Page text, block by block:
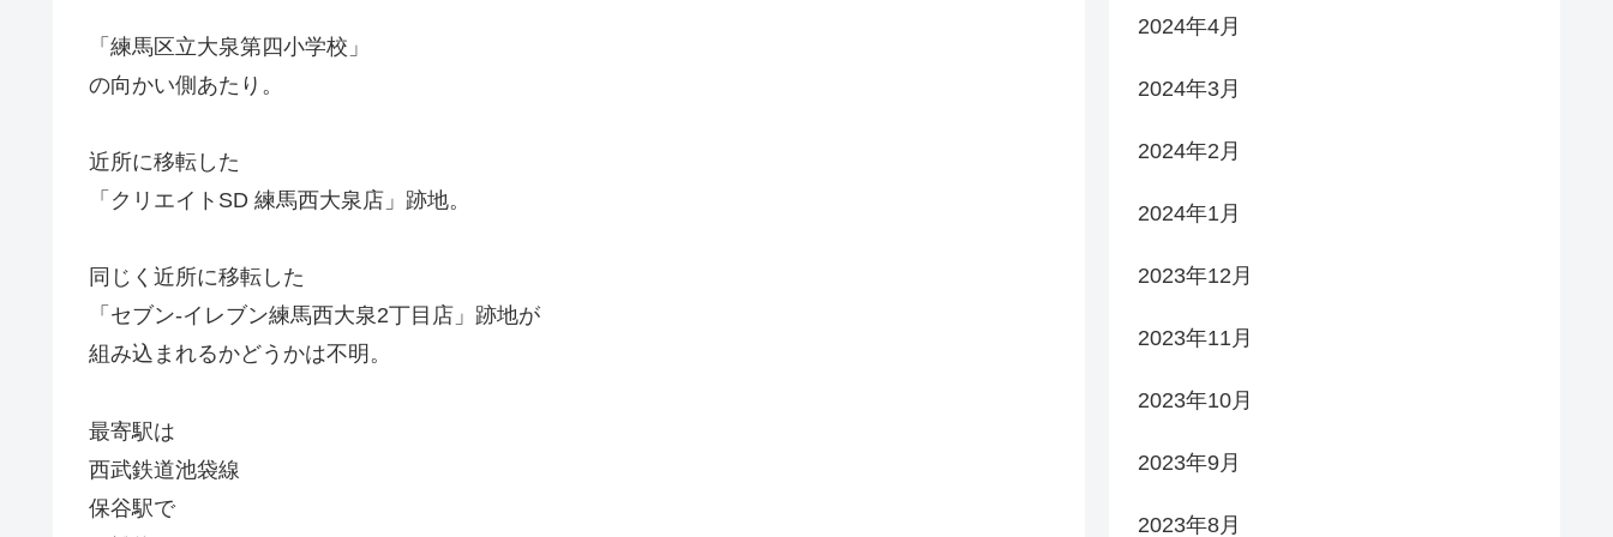
「練馬区立大泉第四小学校」
の向かい側あたり。
近所に移転した
「クリエイトSD 練馬西大泉店」跡地。
同じく近所に移転した
「セブン-イレブン練馬西大泉2丁目店」跡地が
組み込まれるかどうかは不明。
最寄駅は
西武鉄道池袋線
保谷駅で
2024年4月
2024年3月
2024年2月
2024年1月
2023年12月
2023年11月
2023年10月
2023年9月
2023年8月